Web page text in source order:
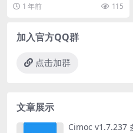
位学生上午好，...
1 年前 115
加入官方QQ群
点击加群
文章展示
Cimoc v1.7.237